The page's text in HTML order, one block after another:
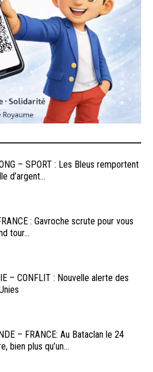
– SPORT : Les Bleus remportent
d’argent...
: Gavroche scrute pour vous
tour...
– CONFLIT : Nouvelle alerte des
– FRANCE: Au Bataclan le 24
bien plus qu’un...